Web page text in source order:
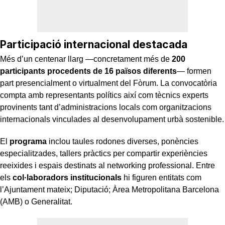
Participació internacional destacada
Més d’un centenar llarg —concretament més de 200
participants procedents de 16 països diferents— formen
part presencialment o virtualment del Fòrum. La convocatòria
compta amb representants polítics així com tècnics experts
provinents tant d’administracions locals com organitzacions
internacionals vinculades al desenvolupament urbà sostenible.
El programa inclou taules rodones diverses, ponències
especialitzades, tallers pràctics per compartir experiències
reeixides i espais destinats al networking professional. Entre
els col·laboradors institucionals hi figuren entitats com
l’Ajuntament mateix; Diputació; Àrea Metropolitana Barcelona
(AMB) o Generalitat.